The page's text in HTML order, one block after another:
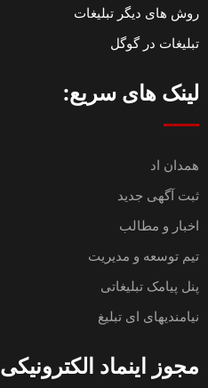
روش های دیگر تبلیغات
تبلیغات در گوگل
لینک های سریع:
همدان اد
ثبت آگهی جدید
اخبار و مطالب
تیم توسعه و مدیریت
پنل پیامک تبلیغاتی
نیامندیهای ای تبلیغ
مجوز اینماد الکترونیکی